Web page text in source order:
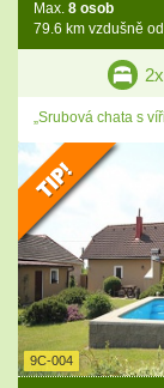
Max. 8 osob
79.6 km vzdušně
2x
„Srubová chata s
9C-004